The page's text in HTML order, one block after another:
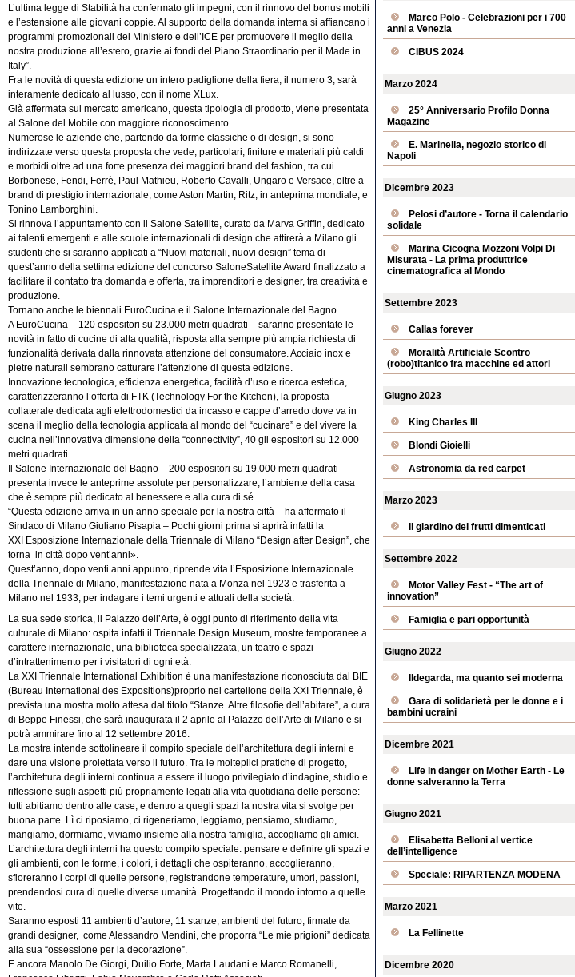
L’ultima legge di Stabilità ha confermato gli impegni, con il rinnovo del bonus mobili
e l’estensione alle giovani coppie. Al supporto della domanda interna si affiancano i
programmi promozionali del Ministero e dell’ICE per promuovere il meglio della
nostra produzione all’estero, grazie ai fondi del Piano Straordinario per il Made in
Italy”.
Fra le novità di questa edizione un intero padiglione della fiera, il numero 3, sarà
interamente dedicato al lusso, con il nome XLux.
Già affermata sul mercato americano, questa tipologia di prodotto, viene presentata
al Salone del Mobile con maggiore riconoscimento.
Numerose le aziende che, partendo da forme classiche o di design, si sono
indirizzate verso questa proposta che vede, particolari, finiture e materiali più caldi
e morbidi oltre ad una forte presenza dei maggiori brand del fashion, tra cui
Borbonese, Fendi, Ferrè, Paul Mathieu, Roberto Cavalli, Ungaro e Versace, oltre a
brand di prestigio internazionale, come Aston Martin, Ritz, in anteprima mondiale, e
Tonino Lamborghini.
Si rinnova l’appuntamento con il Salone Satellite, curato da Marva Griffin, dedicato
ai talenti emergenti e alle scuole internazionali di design che attirerà a Milano gli
studenti che si saranno applicati a “Nuovi materiali, nuovi design” tema di
quest’anno della settima edizione del concorso SaloneSatellite Award finalizzato a
facilitare il contatto tra domanda e offerta, tra imprenditori e designer, tra creatività e
produzione.
Tornano anche le biennali EuroCucina e il Salone Internazionale del Bagno.
A EuroCucina – 120 espositori su 23.000 metri quadrati – saranno presentate le
novità in fatto di cucine di alta qualità, risposta alla sempre più ampia richiesta di
funzionalità derivata dalla rinnovata attenzione del consumatore. Acciaio inox e
pietre naturali sembrano catturare l’attenzione di questa edizione.
Innovazione tecnologica, efficienza energetica, facilità d’uso e ricerca estetica,
caratterizzeranno l’offerta di FTK (Technology For the Kitchen), la proposta
collaterale dedicata agli elettrodomestici da incasso e cappe d’arredo dove va in
scena il meglio della tecnologia applicata al mondo del “cucinare” e del vivere la
cucina nell’innovativa dimensione della “connectivity”, 40 gli espositori su 12.000
metri quadrati.
Il Salone Internazionale del Bagno – 200 espositori su 19.000 metri quadrati –
presenta invece le anteprime assolute per personalizzare, l’ambiente della casa
che è sempre più dedicato al benessere e alla cura di sé.
“Questa edizione arriva in un anno speciale per la nostra città – ha affermato il
Sindaco di Milano Giuliano Pisapia – Pochi giorni prima si aprirà infatti la
XXI Esposizione Internazionale della Triennale di Milano “Design after Design”, che
torna in città dopo vent’anni».
Quest’anno, dopo venti anni appunto, riprende vita l’Esposizione Internazionale
della Triennale di Milano, manifestazione nata a Monza nel 1923 e trasferita a
Milano nel 1933, per indagare i temi urgenti e attuali della società.
La sua sede storica, il Palazzo dell’Arte, è oggi punto di riferimento della vita
culturale di Milano: ospita infatti il Triennale Design Museum, mostre temporanee a
carattere internazionale, una biblioteca specializzata, un teatro e spazi
d’intrattenimento per i visitatori di ogni età.
La XXI Triennale International Exhibition è una manifestazione riconosciuta dal BIE
(Bureau International des Expositions)proprio nel cartellone della XXI Triennale, è
prevista una mostra molto attesa dal titolo “Stanze. Altre filosofie dell’abitare”, a cura
di Beppe Finessi, che sarà inaugurata il 2 aprile al Palazzo dell’Arte di Milano e si
potrà ammirare fino al 12 settembre 2016.
La mostra intende sottolineare il compito speciale dell’architettura degli interni e
dare una visione proiettata verso il futuro. Tra le molteplici pratiche di progetto,
l’architettura degli interni continua a essere il luogo privilegiato d’indagine, studio e
riflessione sugli aspetti più propriamente legati alla vita quotidiana delle persone:
tutti abitiamo dentro alle case, e dentro a quegli spazi la nostra vita si svolge per
buona parte. Lì ci riposiamo, ci rigeneriamo, leggiamo, pensiamo, studiamo,
mangiamo, dormiamo, viviamo insieme alla nostra famiglia, accogliamo gli amici.
L’architettura degli interni ha questo compito speciale: pensare e definire gli spazi e
gli ambienti, con le forme, i colori, i dettagli che ospiteranno, accoglieranno,
sfioreranno i corpi di quelle persone, registrandone temperature, umori, passioni,
prendendosi cura di quelle diverse umanità. Progettando il mondo intorno a quelle
vite.
Saranno esposti 11 ambienti d’autore, 11 stanze, ambienti del futuro, firmate da
grandi designer, come Alessandro Mendini, che proporrà “Le mie prigioni” dedicata
alla sua “ossessione per la decorazione”.
E ancora Manolo De Giorgi, Duilio Forte, Marta Laudani e Marco Romanelli,
Marco Polo - Celebrazioni per i 700
anni a Venezia
CIBUS 2024
Marzo 2024
25° Anniversario Profilo Donna
Magazine
E. Marinella, negozio storico di
Napoli
Dicembre 2023
Pelosi d’autore - Torna il calendario
solidale
Marina Cicogna Mozzoni Volpi Di
Misurata - La prima produttrice
cinematografica al Mondo
Settembre 2023
Callas forever
Moralità Artificiale Scontro
(robo)titanico fra macchine ed attori
Giugno 2023
King Charles III
Blondi Gioielli
Astronomia da red carpet
Marzo 2023
Il giardino dei frutti dimenticati
Settembre 2022
Motor Valley Fest - “The art of
innovation”
Famiglia e pari opportunità
Giugno 2022
Ildegarda, ma quanto sei moderna
Gara di solidarietà per le donne e i
bambini ucraini
Dicembre 2021
Life in danger on Mother Earth - Le
donne salveranno la Terra
Giugno 2021
Elisabetta Belloni al vertice
dell’intelligence
Speciale: RIPARTENZA MODENA
Marzo 2021
La Fellinette
Dicembre 2020